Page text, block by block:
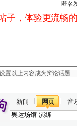
匿名
子，体验更流畅
新闻 网页 音